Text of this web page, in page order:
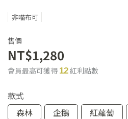
非喵布可
售價
NT$1,280
會員最高可獲得 12紅利點數
款式
森林
企鵝 紅蘿蔔